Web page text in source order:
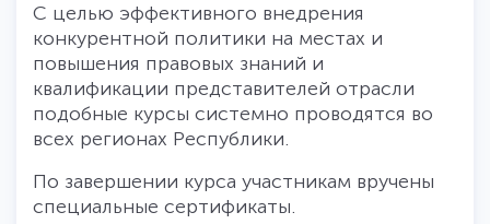
С целью эффективного внедрения
конкурентной политики на местах и
повышения правовых знаний и
квалификации представителей отрасли
подобные курсы системно проводятся во
всех регионах Республики.
По завершении курса участникам вручены
специальные сертификаты.